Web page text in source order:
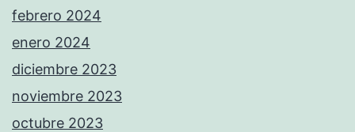
febrero 2024
enero 2024
diciembre 2023
noviembre 2023
octubre 2023